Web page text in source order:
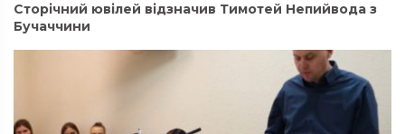
Сторічний ювілей відзначив Тимотей Непийвода з
Бучаччини